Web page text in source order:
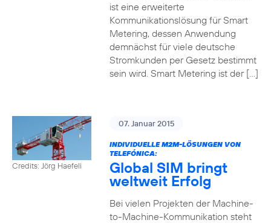
ist eine erweiterte
Kommunikationslösung für Smart
Metering, dessen Anwendung
demnächst für viele deutsche
Stromkunden per Gesetz bestimmt
sein wird. Smart Metering ist der […]
Credits: Jörg Haefeli
07. Januar 2015
INDIVIDUELLE M2M-LÖSUNGEN VON
TELEFÓNICA:
Global SIM bringt
weltweit Erfolg
Bei vielen Projekten der Machine-
to-Machine-Kommunikation steht